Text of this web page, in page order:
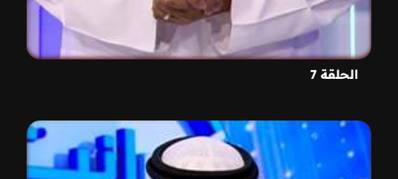
الحلقة 7